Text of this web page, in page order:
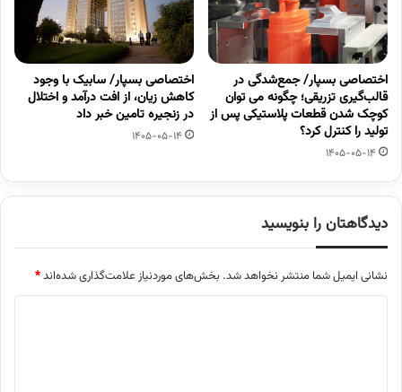
اختصاصی بسپار/ جمع‌شدگی در
قالب‌گیری تزریقی؛ چگونه می توان
کوچک شدن قطعات پلاستیکی پس از
تولید را کنترل کرد؟
1405-05-14
اختصاصی بسپار/ سابیک با وجود
کاهش زیان، از افت درآمد و اختلال
در زنجیره تامین خبر داد
1405-05-14
دیدگاهتان را بنویسید
نشانی ایمیل شما منتشر نخواهد شد. بخش‌های موردنیاز علامت‌گذاری شده‌اند*